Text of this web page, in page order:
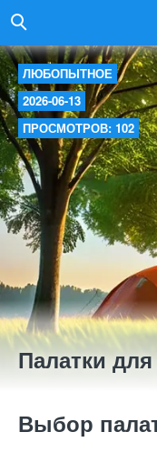
ЛЮБОПЫТНОЕ
2026-06-13
ПРОСМОТРОВ: 102
Палатки
Выбор